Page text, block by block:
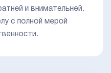
и внимательней.
с полной мерой